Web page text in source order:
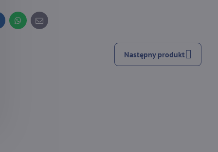
WhatsApp
E-
mail
Następny produkt